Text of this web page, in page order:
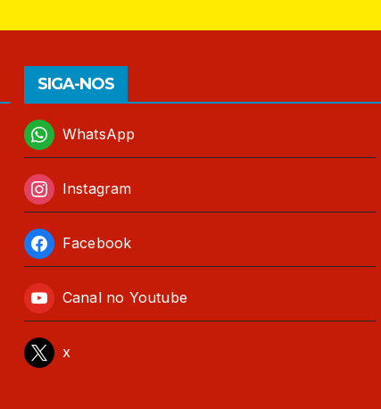
SIGA-NOS
WhatsApp
Instagram
Facebook
Canal no Youtube
x